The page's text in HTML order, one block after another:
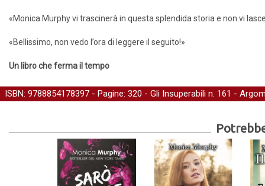
«Monica Murphy vi trascinerà in questa splendida storia e non vi
«Bellissimo, non vedo l’ora di leggere il seguito!»
Un libro che ferma il tempo
ISBN: 9788854178397 - Pagine: 320 - Gli Insuperabili n. 161 -